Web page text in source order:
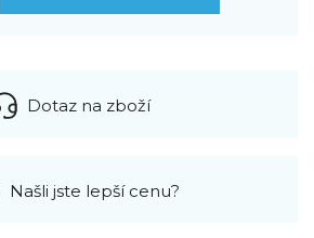
Dotaz na zboží
Našli jste lepší cenu?